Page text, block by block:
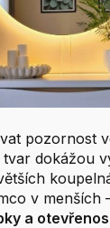
pozornost
dokážou
v menších
a